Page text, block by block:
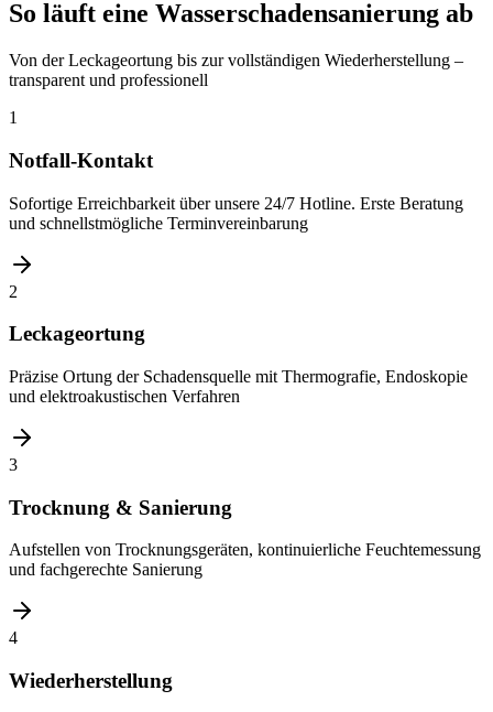
So läuft eine Wasserschadensanierung ab
Von der Leckageortung bis zur vollständigen Wiederherstellung –
transparent und professionell
1
Notfall-Kontakt
Sofortige Erreichbarkeit über unsere 24/7 Hotline. Erste Beratung
und schnellstmögliche Terminvereinbarung
2
Leckageortung
Präzise Ortung der Schadensquelle mit Thermografie, Endoskopie
und elektroakustischen Verfahren
3
Trocknung & Sanierung
Aufstellen von Trocknungsgeräten, kontinuierliche Feuchtemessung
und fachgerechte Sanierung
4
Wiederherstellung